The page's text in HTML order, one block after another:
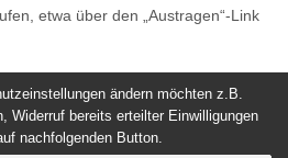
etwa über den „Austragen“-Link
ändern möchten z.B.
Widerruf bereits erteilter Einwilligungen
nachfolgenden Button.